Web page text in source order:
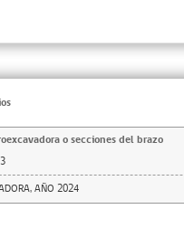
o secciones del brazo
AÑO 2024